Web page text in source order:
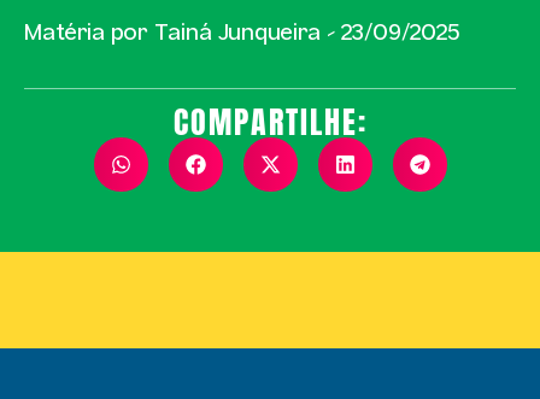
Matéria por Tainá Junqueira – 23/09/2025
COMPARTILHE: